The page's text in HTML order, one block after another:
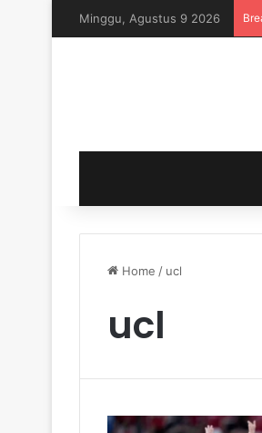
Minggu, Agustus 9 2026
Home / ucl
ucl